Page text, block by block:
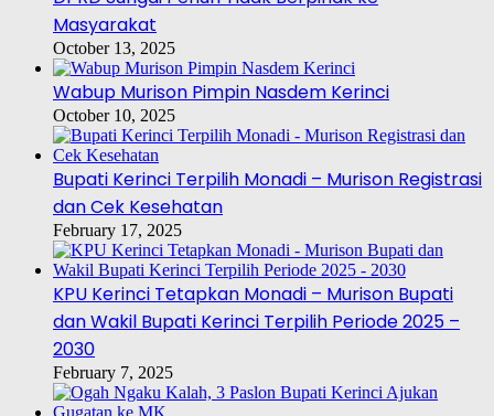
Masyarakat
October 13, 2025
Wabup Murison Pimpin Nasdem Kerinci
October 10, 2025
Bupati Kerinci Terpilih Monadi – Murison Registrasi
dan Cek Kesehatan
February 17, 2025
KPU Kerinci Tetapkan Monadi – Murison Bupati
dan Wakil Bupati Kerinci Terpilih Periode 2025 –
2030
February 7, 2025